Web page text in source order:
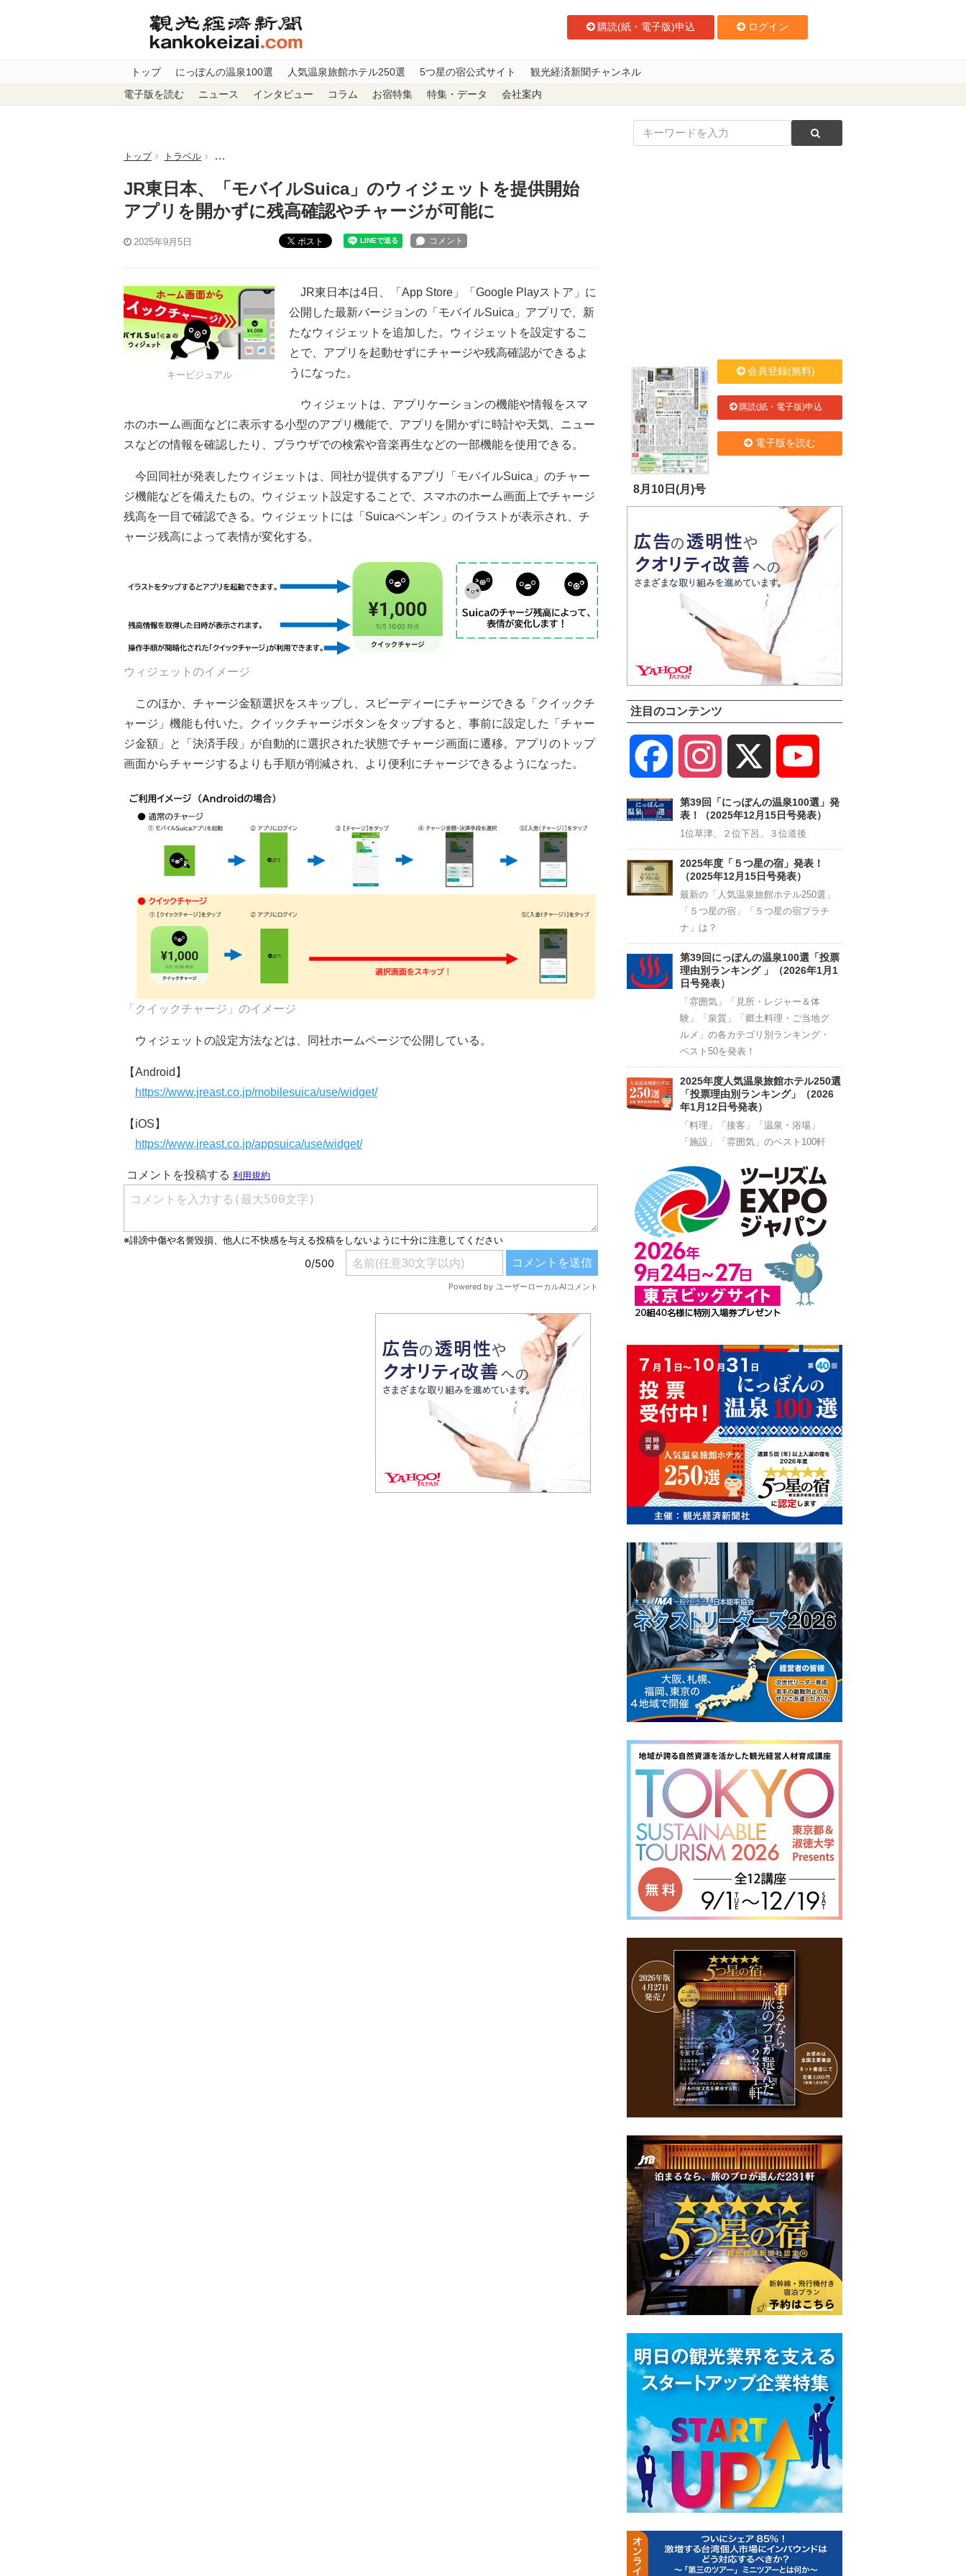
購読(紙・電子版)申込 ログイン
トップ にっぽんの温泉100選 人気温泉旅館ホテル250選 5つ星の宿公式サイト 観光経済新聞チャンネル
電子版を読む ニュース インタビュー コラム お宿特集 特集・データ 会社案内
トップ トラベル JR東日本、「モバイルSuica」のウィジェットを提供開始 アプリを開かずに残高確認やチャージが可能に
JR東日本、「モバイルSuica」のウィジェットを提供開始
アプリを開かずに残高確認やチャージが可能に
2025年9月5日 ポスト
キービジュアル
JR東日本は4日、「App Store」「Google Playストア」に
公開した最新バージョンの「モバイルSuica」アプリで、新
たなウィジェットを追加した。ウィジェットを設定するこ
とで、アプリを起動せずにチャージや残高確認ができるよ
うになった。
ウィジェットは、アプリケーションの機能や情報をスマ
ホのホーム画面などに表示する小型のアプリ機能で、アプリを開かずに時計や天気、ニュー
スなどの情報を確認したり、ブラウザでの検索や音楽再生などの一部機能を使用できる。
今回同社が発表したウィジェットは、同社が提供するアプリ「モバイルSuica」のチャー
ジ機能などを備えたもの。ウィジェット設定することで、スマホのホーム画面上でチャージ
残高を一目で確認できる。ウィジェットには「Suicaペンギン」のイラストが表示され、チ
ャージ残高によって表情が変化する。
ウィジェットのイメージ
このほか、チャージ金額選択をスキップし、スピーディーにチャージできる「クイックチ
ャージ」機能も付いた。クイックチャージボタンをタップすると、事前に設定した「チャー
ジ金額」と「決済手段」が自動的に選択された状態でチャージ画面に遷移。アプリのトップ
画面からチャージするよりも手順が削減され、より便利にチャージできるようになった。
「クイックチャージ」のイメージ
ウィジェットの設定方法などは、同社ホームページで公開している。
【Android】
https://www.jreast.co.jp/mobilesuica/use/widget/
【iOS】
https://www.jreast.co.jp/appsuica/use/widget/
8月10日(月)号
会員登録(無料)
購読(紙・電子版)申込
電子版を読む
注目のコンテンツ
Facebook Instagram
Channel
第39回「にっぽんの温泉100選」発
表！（2025年12月15日号発表）
1位草津、２位下呂、３位道後
2025年度「５つ星の宿」発表！
（2025年12月15日号発表）
最新の「人気温泉旅館ホテル250選」
「５つ星の宿」「５つ星の宿プラチ
ナ」は？
第39回にっぽんの温泉100選「投票
理由別ランキング 」（2026年1月1
日号発表）
「雰囲気」「見所・レジャー＆体
験」「泉質」「郷土料理・ご当地グ
ルメ」の各カテゴリ別ランキング・
ベスト50を発表！
2025年度人気温泉旅館ホテル250選
「投票理由別ランキング」（2026
年1月12日号発表）
「料理」「接客」「温泉・浴場」
「施設」「雰囲気」のベスト100軒